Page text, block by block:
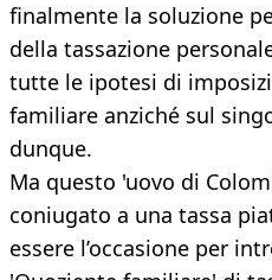
finalmente la soluzione
della tassazione
tutte le ipotesi di
familiare anziché sul
dunque.
Ma questo 'uovo di
coniugato a una tassa
essere l’occasione per